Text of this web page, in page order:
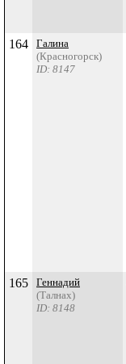
164
Галина
(Красногорск)
ID: 8147
165
Геннадий
(Талнах)
ID: 8148